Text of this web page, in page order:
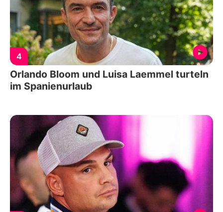
4
Orlando Bloom und Luisa Laemmel turteln
im Spanienurlaub